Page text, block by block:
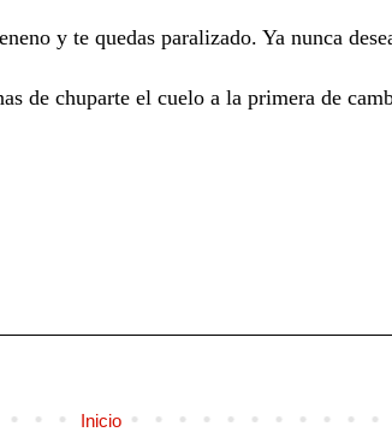
y te quedas paralizado. Ya nunca
de chuparte el cuelo a la primera de
Inicio